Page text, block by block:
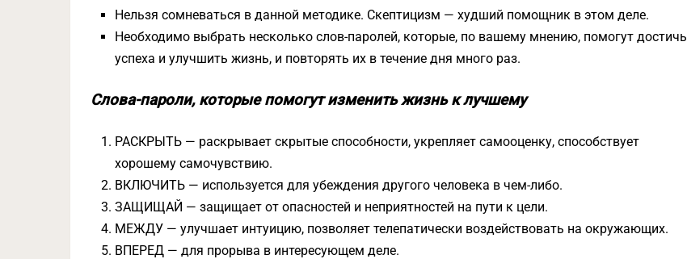
Нельзя сомневаться в данной методике. Скептицизм — худший помощник в этом деле.
Необходимо выбрать несколько слов-паролей, которые, по вашему мнению, помогут достичь
успеха и улучшить жизнь, и повторять их в течение дня много раз.
Слова-пароли, которые помогут изменить жизнь к лучшему
РАСКРЫТЬ — раскрывает скрытые способности, укрепляет самооценку, способствует
хорошему самочувствию.
ВКЛЮЧИТЬ — используется для убеждения другого человека в чем-либо.
ЗАЩИЩАЙ — защищает от опасностей и неприятностей на пути к цели.
МЕЖДУ — улучшает интуицию, позволяет телепатически воздействовать на окружающих.
ВПЕРЕД — для прорыва в интересующем деле.